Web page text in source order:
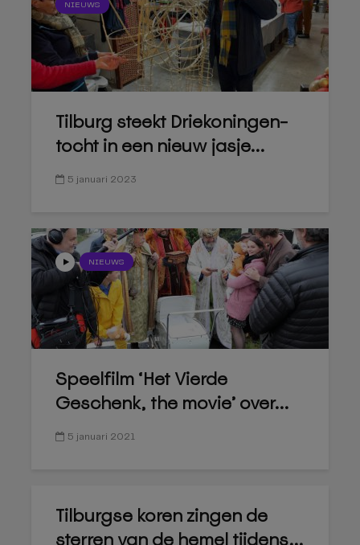
NIEUWS
Tilburg steekt Driekoningen-
tocht in een nieuw jasje...
5 januari 2023
NIEUWS
Speelfilm ‘Het Vierde
Geschenk, the movie’ over...
5 januari 2021
Tilburgse koren zingen de
sterren van de hemel tijdens...